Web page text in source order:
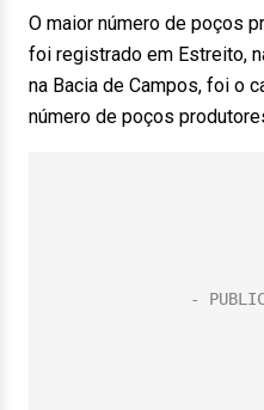
O maior número de poços
foi registrado em Estreito,
na Bacia de Campos, foi o
número de poços